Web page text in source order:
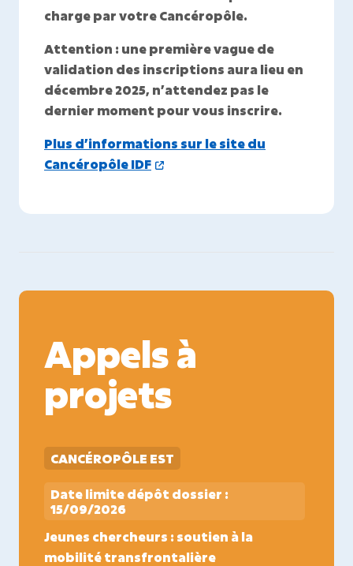
charge par votre Cancéropôle.
Attention : une première vague de
validation des inscriptions aura lieu en
décembre 2025, n’attendez pas le
dernier moment pour vous inscrire.
Plus d’informations sur le site du
Cancéropôle IDF
Appels à
projets
CANCÉROPÔLE EST
Date limite dépôt dossier :
15/09/2026
Jeunes chercheurs : soutien à la
mobilité transfrontalière